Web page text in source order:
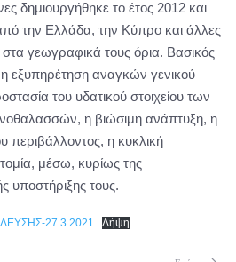
δημιουργήθηκε το έτος 2012 και
την Ελλάδα, την Κύπρο και άλλες
γεωγραφικά τους όρια. Βασικός
η εξυπηρέτηση αναγκών γενικού
του υδατικού στοιχείου των
η βιώσιμη ανάπτυξη, η
περιβάλλοντος, η κυκλική
μέσω, κυρίως της
υποστήριξης τους.
27.3.2021 Λήψη